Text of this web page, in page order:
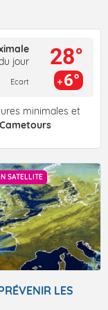
jour
Ecart
28°
6°
minimales et
Cametours
SATELLITE
LES